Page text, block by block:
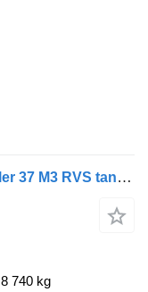
Burg BPO 16-28 Z 3 Assen Mesttrailer 37 M3 RVS tank Borgerpomp 6 M3 A
8 740 kg